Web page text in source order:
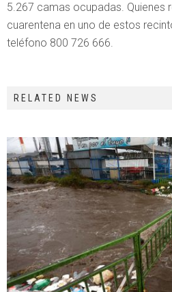
5.267 camas ocupadas. Quienes
cuarentena en uno de estos
teléfono 800 726 666.
RELATED NEWS